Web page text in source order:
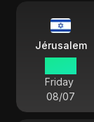
Jérusalem
Friday
08/07